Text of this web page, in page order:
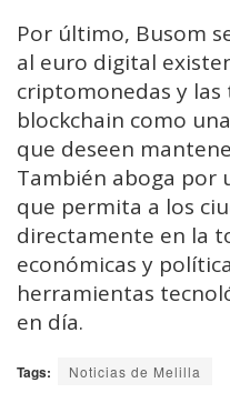
Por último, Busom
al euro digital
criptomonedas y las
blockchain como
que deseen
También aboga por
que permita a los
directamente en la
económicas y
herramientas
en día.
Tags: Noticias de Melilla